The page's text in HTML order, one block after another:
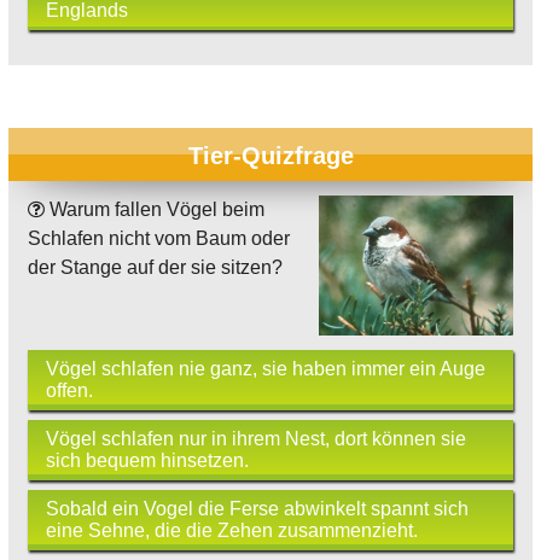
Englands
Tier-Quizfrage
Warum fallen Vögel beim
Schlafen nicht vom Baum oder
der Stange auf der sie sitzen?
Vögel schlafen nie ganz, sie haben immer ein Auge
offen.
Vögel schlafen nur in ihrem Nest, dort können sie
sich bequem hinsetzen.
Sobald ein Vogel die Ferse abwinkelt spannt sich
eine Sehne, die die Zehen zusammenzieht.